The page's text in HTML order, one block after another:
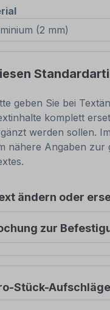
auswählen
geben Sie bei
komplett
werden sollen.
nähere Angaben zur
ändern oder
zur
Stück-Aufschläge